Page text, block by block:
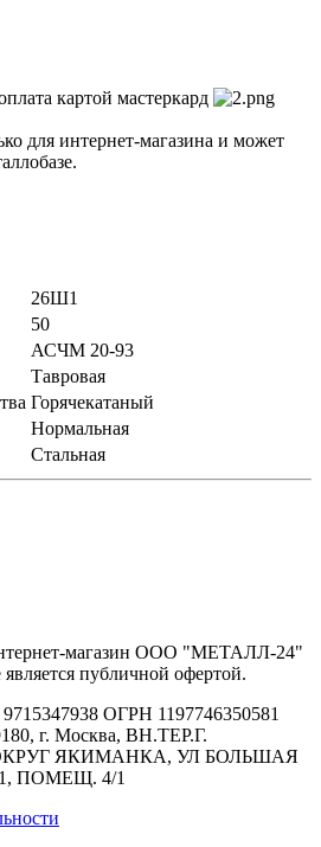
для интернет-магазина и может
26Ш1
50
АСЧМ 20-93
Тавровая
Горячекатаный
Нормальная
Стальная
магазин ООО "МЕТАЛЛ-24"
публичной офертой.
ОГРН 1197746350581
г. Москва, ВН.ТЕР.Г.
ЯКИМАНКА, УЛ БОЛЬШАЯ
ПОМЕЩ. 4/1